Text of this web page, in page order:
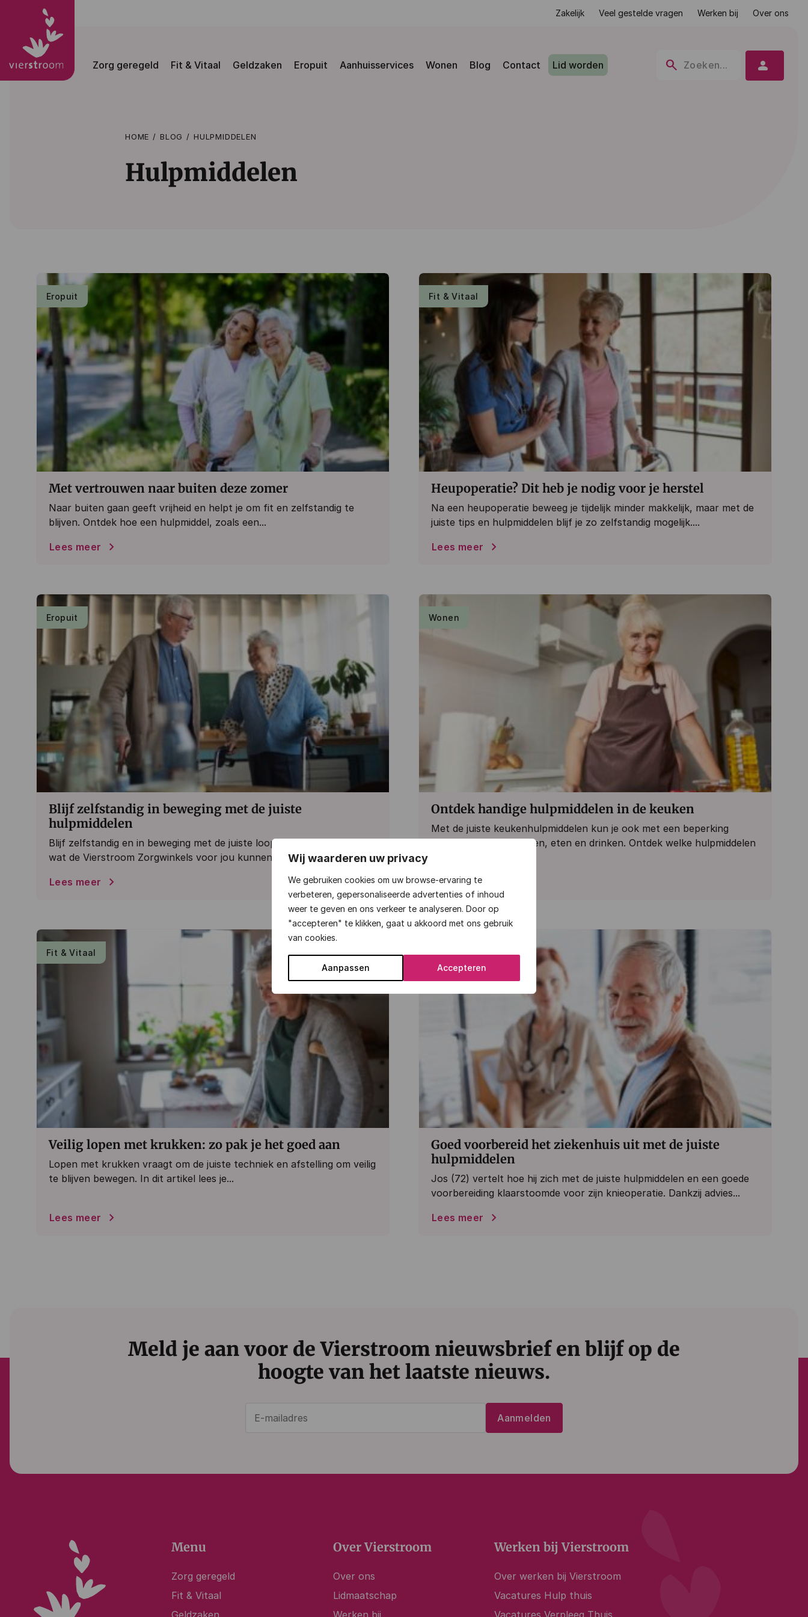
Wij waarderen uw privacy
We gebruiken cookies om uw browse-ervaring te
verbeteren, gepersonaliseerde advertenties of inhoud
weer te geven en ons verkeer te analyseren. Door op
"accepteren" te klikken, gaat u akkoord met ons gebruik
van cookies.
Aanpassen Accepteren
Zakelijk Veel gestelde vragen Werken bij Over ons
search Zoeken...
Zorg geregeld Fit & Vitaal Geldzaken Eropuit Aanhuisservices Wonen Blog Contact Lid worden person
HOME BLOG HULPMIDDELEN
Hulpmiddelen
Eropuit
Met vertrouwen naar buiten deze zomer
Naar buiten gaan geeft vrijheid en helpt je om fit en zelfstandig te
blijven. Ontdek hoe een hulpmiddel, zoals een...
Lees meer
Fit & Vitaal
Heupoperatie? Dit heb je nodig voor je herstel
Na een heupoperatie beweeg je tijdelijk minder makkelijk, maar met de
juiste tips en hulpmiddelen blijf je zo zelfstandig mogelijk....
Lees meer
Eropuit
Blijf zelfstandig in beweging met de juiste
hulpmiddelen
Blijf zelfstandig en in beweging met de juiste loophulpmiddelen. Ontdek
wat de Vierstroom Zorgwinkels voor jou kunnen betekenen.
Lees meer
Wonen
Ontdek handige hulpmiddelen in de keuken
Met de juiste keukenhulpmiddelen kun je ook met een beperking
zelfstandig blijven koken, eten en drinken. Ontdek welke hulpmiddelen
Lees meer
Fit & Vitaal
Veilig lopen met krukken: zo pak je het goed aan
Lopen met krukken vraagt om de juiste techniek en afstelling om veilig
te blijven bewegen. In dit artikel lees je...
Lees meer
Fit & Vitaal
Goed voorbereid het ziekenhuis uit met de juiste
hulpmiddelen
Jos (72) vertelt hoe hij zich met de juiste hulpmiddelen en een goede
voorbereiding klaarstoomde voor zijn knieoperatie. Dankzij advies...
Lees meer
Meld je aan voor de Vierstroom nieuwsbrief en blijf op de
hoogte van het laatste nieuws.
Aanmelden
Menu
Zorg geregeld
Fit & Vitaal
Geldzaken
Over Vierstroom
Over ons
Lidmaatschap
Werken bij
Werken bij Vierstroom
Over werken bij Vierstroom
Vacatures Hulp thuis
Vacatures Verpleeg Thuis